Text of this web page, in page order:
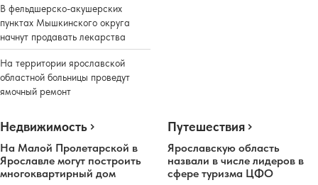
В фельдшерско-акушерских
пунктах Мышкинского округа
начнут продавать лекарства
На территории ярославской
областной больницы проведут
ямочный ремонт
Недвижимость
На Малой Пролетарской в
Ярославле могут построить
многоквартирный дом
Путешествия
Ярославскую область
назвали в числе лидеров в
сфере туризма ЦФО